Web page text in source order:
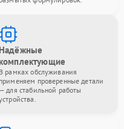
Надёжные
комплектующие
В рамках обслуживания
применяем проверенные детали
— для стабильной работы